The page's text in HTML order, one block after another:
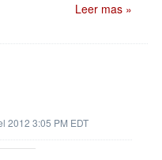
Leer mas »
2012 3:05 PM EDT